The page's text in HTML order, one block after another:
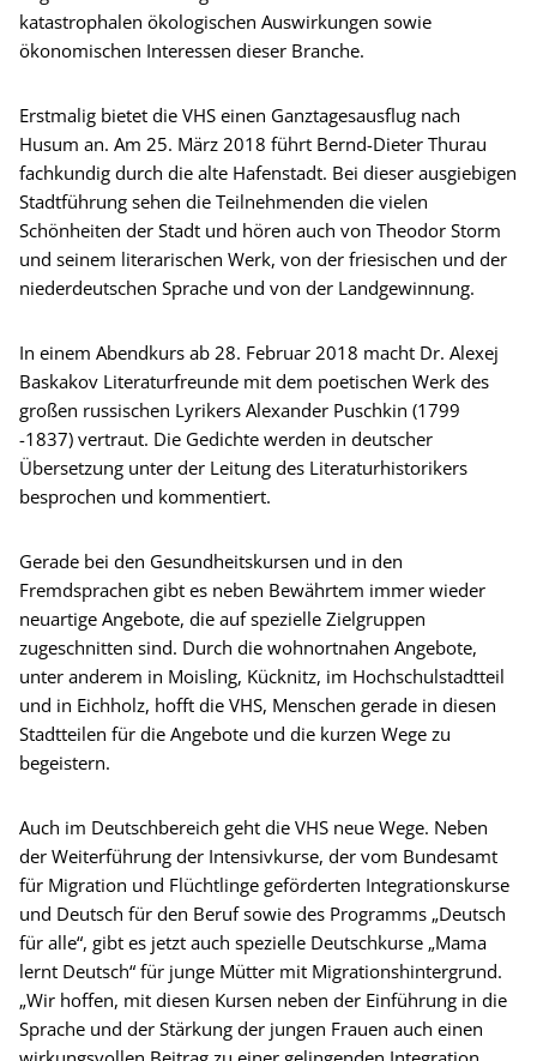
katastrophalen ökologischen Auswirkungen sowie
ökonomischen Interessen dieser Branche.
Erstmalig bietet die VHS einen Ganztagesausflug nach
Husum an. Am 25. März 2018 führt Bernd-Dieter Thurau
fachkundig durch die alte Hafenstadt. Bei dieser ausgiebigen
Stadtführung sehen die Teilnehmenden die vielen
Schönheiten der Stadt und hören auch von Theodor Storm
und seinem literarischen Werk, von der friesischen und der
niederdeutschen Sprache und von der Landgewinnung.
In einem Abendkurs ab 28. Februar 2018 macht Dr. Alexej
Baskakov Literaturfreunde mit dem poetischen Werk des
großen russischen Lyrikers Alexander Puschkin (1799
-1837) vertraut. Die Gedichte werden in deutscher
Übersetzung unter der Leitung des Literaturhistorikers
besprochen und kommentiert.
Gerade bei den Gesundheitskursen und in den
Fremdsprachen gibt es neben Bewährtem immer wieder
neuartige Angebote, die auf spezielle Zielgruppen
zugeschnitten sind. Durch die wohnortnahen Angebote,
unter anderem in Moisling, Kücknitz, im Hochschulstadtteil
und in Eichholz, hofft die VHS, Menschen gerade in diesen
Stadtteilen für die Angebote und die kurzen Wege zu
begeistern.
Auch im Deutschbereich geht die VHS neue Wege. Neben
der Weiterführung der Intensivkurse, der vom Bundesamt
für Migration und Flüchtlinge geförderten Integrationskurse
und Deutsch für den Beruf sowie des Programms „Deutsch
für alle“, gibt es jetzt auch spezielle Deutschkurse „Mama
lernt Deutsch“ für junge Mütter mit Migrationshintergrund.
„Wir hoffen, mit diesen Kursen neben der Einführung in die
Sprache und der Stärkung der jungen Frauen auch einen